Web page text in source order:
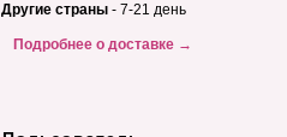
Другие страны - 7-21 день
Подробнее о доставке →